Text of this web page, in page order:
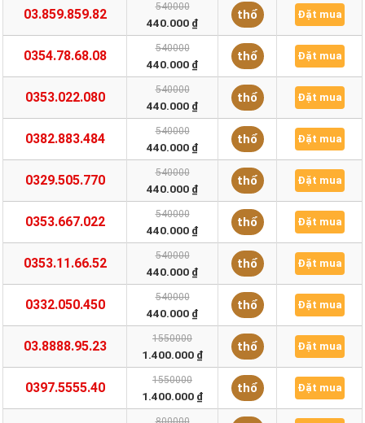
03.859.859.82 540000
440.000 ₫
thổ Đặt mua
0354.78.68.08 540000
440.000 ₫
thổ Đặt mua
0353.022.080 540000
440.000 ₫
thổ Đặt mua
0382.883.484 540000
440.000 ₫
thổ Đặt mua
0329.505.770 540000
440.000 ₫
thổ Đặt mua
0353.667.022 540000
440.000 ₫
thổ Đặt mua
0353.11.66.52 540000
440.000 ₫
thổ Đặt mua
0332.050.450 540000
440.000 ₫
thổ Đặt mua
03.8888.95.23 1550000
1.400.000 ₫
thổ Đặt mua
0397.5555.40 1550000
1.400.000 ₫
thổ Đặt mua